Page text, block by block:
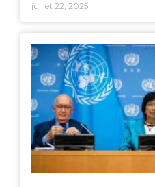
juillet 22, 2025